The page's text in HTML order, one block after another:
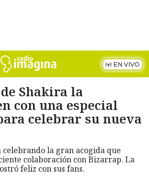
EN VIVO
Shakira la
con una especial
celebrar su nueva
la gran acogida que
colaboración con Bizarrap. La
feliz con sus fans.